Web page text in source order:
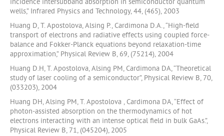
incidence intersubband absorption in semiconductor quantum
wells,” Infrared Physics and Technology, 44, (465), 2003
Huang D, T. Apostolova, Alsing P., Cardimona D.A., “High-field
transport of electrons and radiative effects using coupled force-
balance and Fokker-Planck equations beyond relaxation-time
approximation,” Physical Review B, 69, (75214), 2004
Huang D.H, T. Apostolova, Alsing PM, Cardimona DA, “Theoretical
study of laser cooling of a semiconductor”, Physical Review B, 70,
(033203), 2004
Huang DH, Alsing PM, T. Apostolova , Cardimona DA, “Effect of
photon-assisted absorption on the thermodynamics of hot
electrons interacting with an intense optical field in bulk GaAs.”,
Physical Review B, 71, (045204), 2005